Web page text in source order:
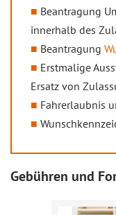
Beantragung
innerhalb des
Beantragung
Erstmalige
Ersatz von
Fahrerlaubnis
Gebühren und